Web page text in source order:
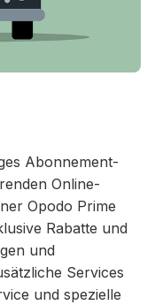
Abonnement-
Online-
Opodo Prime
Rabatte und
und
Services
und spezielle